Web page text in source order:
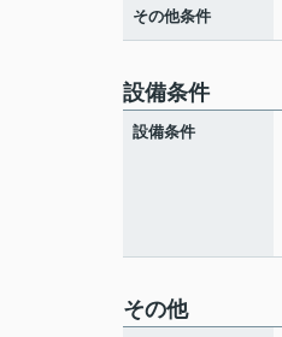
その他条件
設備条件
設備条件
その他